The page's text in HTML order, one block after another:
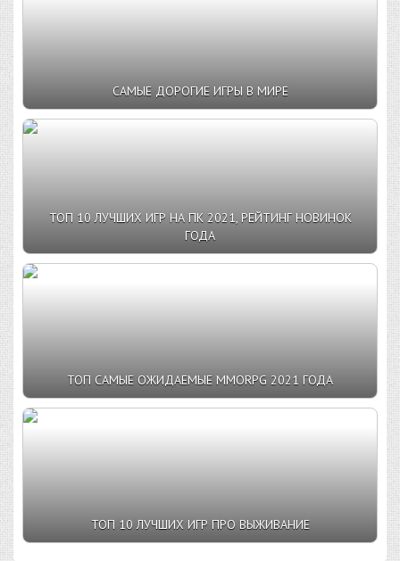
САМЫЕ ДОРОГИЕ ИГРЫ В МИРЕ
ТОП 10 ЛУЧШИХ ИГР НА ПК 2021, РЕЙТИНГ НОВИНОК
ГОДА
ТОП САМЫЕ ОЖИДАЕМЫЕ MMORPG 2021 ГОДА
ТОП 10 ЛУЧШИХ ИГР ПРО ВЫЖИВАНИЕ